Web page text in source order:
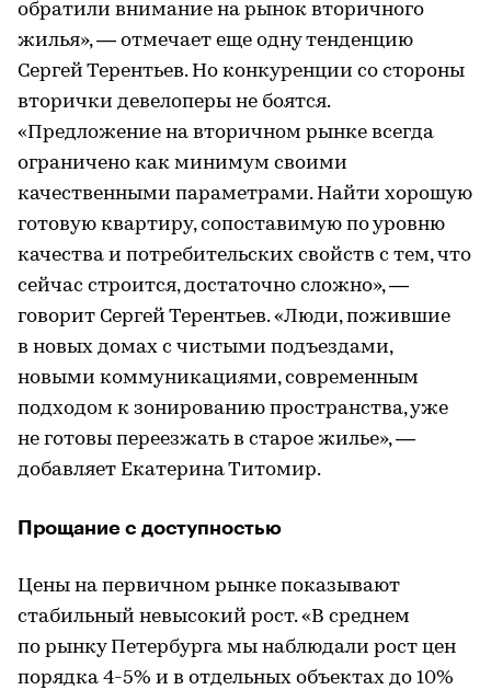
обратили внимание на рынок вторичного
жилья», — отмечает еще одну тенденцию
Сергей Терентьев. Но конкуренции со стороны
вторички девелоперы не боятся.
«Предложение на вторичном рынке всегда
ограничено как минимум своими
качественными параметрами. Найти хорошую
готовую квартиру, сопоставимую по уровню
качества и потребительских свойств с тем, что
сейчас строится, достаточно сложно», —
говорит Сергей Терентьев. «Люди, пожившие
в новых домах с чистыми подъездами,
новыми коммуникациями, современным
подходом к зонированию пространства, уже
не готовы переезжать в старое жилье», —
добавляет Екатерина Титомир.
Прощание с доступностью
Цены на первичном рынке показывают
стабильный невысокий рост. «В среднем
по рынку Петербурга мы наблюдали рост цен
порядка 4-5% и в отдельных объектах до 10%